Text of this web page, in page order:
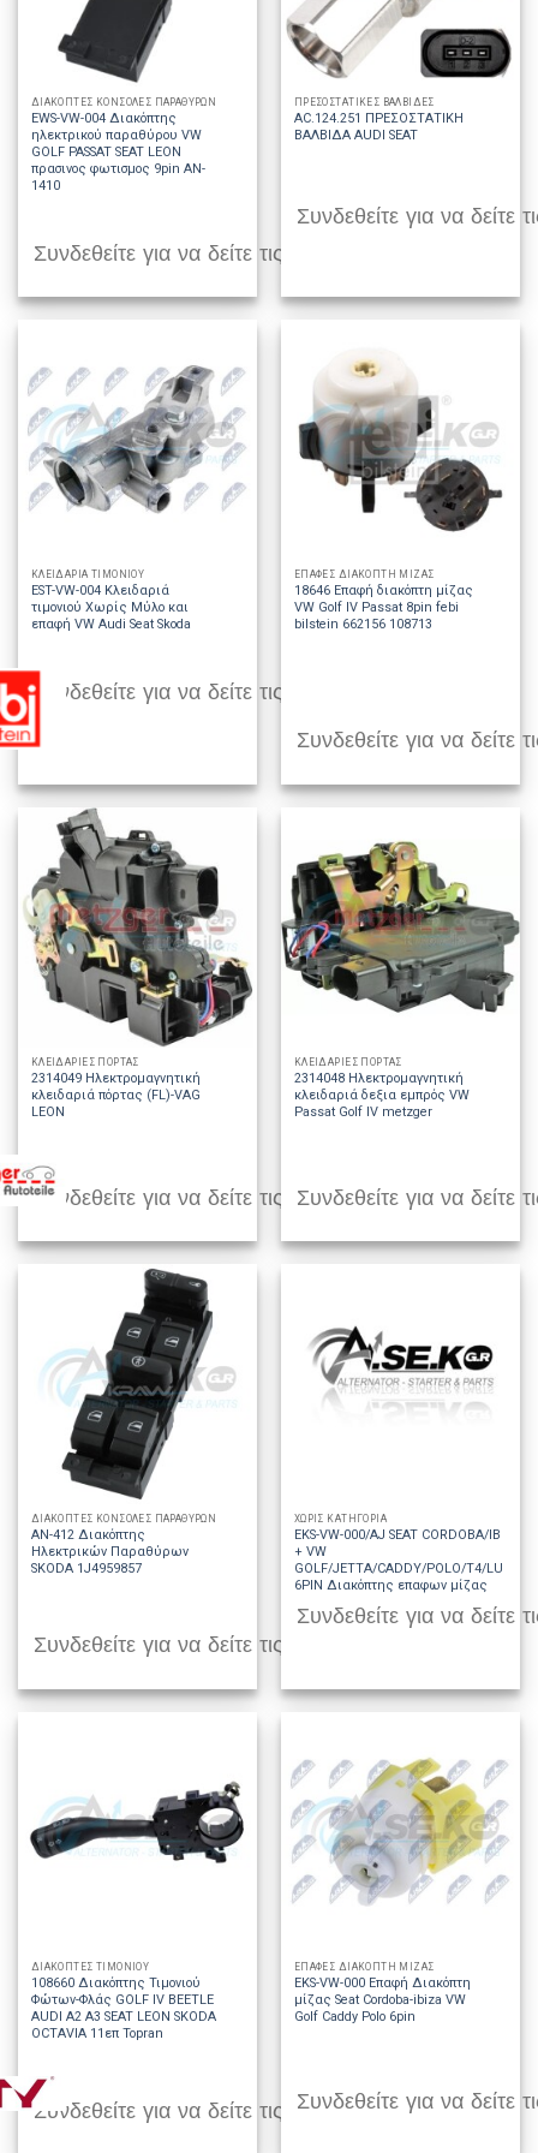
ΔΙΑΚΟΠΤΕΣ ΚΟΝΣΟΛΕΣ ΠΑΡΑΘΥΡΩΝ
EWS-VW-004 Διακόπτης
ηλεκτρικού παραθύρου VW
GOLF PASSAT SEAT LEON
πρασινος φωτισμος 9pin AN-
1410
Συνδεθείτε για να δείτε τις τιμές
ΠΡΕΣΟΣΤΑΤΙΚΕΣ ΒΑΛΒΙΔΕΣ
AC.124.251 ΠΡΕΣΟΣΤΑΤΙΚΗ
ΒΑΛΒΙΔΑ AUDI SEAT
Συνδεθείτε για να δείτε
ΚΛΕΙΔΑΡΙΑ ΤΙΜΟΝΙΟΥ
EST-VW-004 Κλειδαριά
τιμονιού Χωρίς Μύλο και
επαφή VW Audi Seat Skoda
Συνδεθείτε για να δείτε τις τιμές
ΕΠΑΦΕΣ ΔΙΑΚΟΠΤΗ ΜΙΖΑΣ
18646 Επαφή διακόπτη μίζας
VW Golf IV Passat 8pin febi
bilstein 662156 108713
Συνδεθείτε για να δείτε
ΚΛΕΙΔΑΡΙΕΣ ΠΟΡΤΑΣ
2314049 Ηλεκτρομαγνητική
κλειδαριά πόρτας (FL)-VAG
LEON
Συνδεθείτε για να δείτε τις τιμές
ΚΛΕΙΔΑΡΙΕΣ ΠΟΡΤΑΣ
2314048 Ηλεκτρομαγνητική
κλειδαριά δεξια εμπρός VW
Passat Golf IV metzger
Συνδεθείτε για να δείτε
ΔΙΑΚΟΠΤΕΣ ΚΟΝΣΟΛΕΣ ΠΑΡΑΘΥΡΩΝ
AN-412 Διακόπτης
Ηλεκτρικών Παραθύρων
SKODA 1J4959857
Συνδεθείτε για να δείτε τις τιμές
ΧΩΡΊΣ ΚΑΤΗΓΟΡΊΑ
EKS-VW-000/AJ SEAT CORDOBA/IBIZA
+ VW
GOLF/JETTA/CADDY/POLO/T4/LUPO
6PIN Διακόπτης επαφων μίζας
Συνδεθείτε για να δείτε
ΔΙΑΚΟΠΤΕΣ ΤΙΜΟΝΙΟΥ
108660 Διακόπτης Τιμονιού
Φώτων-Φλάς GOLF IV BEETLE
AUDI A2 A3 SEAT LEON SKODA
OCTAVIA 11επ Topran
Συνδεθείτε για να δείτε τις τιμές
ΕΠΑΦΕΣ ΔΙΑΚΟΠΤΗ ΜΙΖΑΣ
EKS-VW-000 Επαφή Διακόπτη
μίζας Seat Cordoba-ibiza VW
Golf Caddy Polo 6pin
Συνδεθείτε για να δείτε